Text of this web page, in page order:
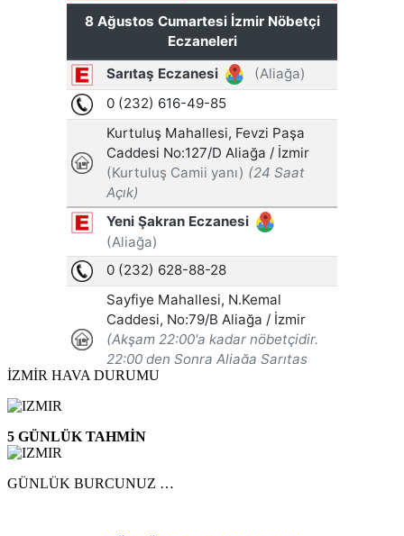
İZMİR HAVA DURUMU
5 GÜNLÜK TAHMİN
GÜNLÜK BURCUNUZ …